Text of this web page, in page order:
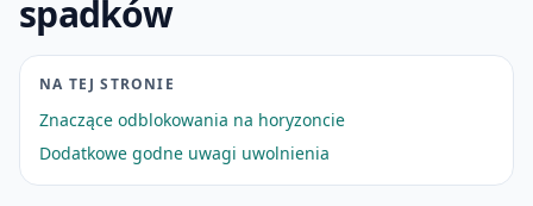
spadków
NA TEJ STRONIE
Znaczące odblokowania na horyzoncie
Dodatkowe godne uwagi uwolnienia